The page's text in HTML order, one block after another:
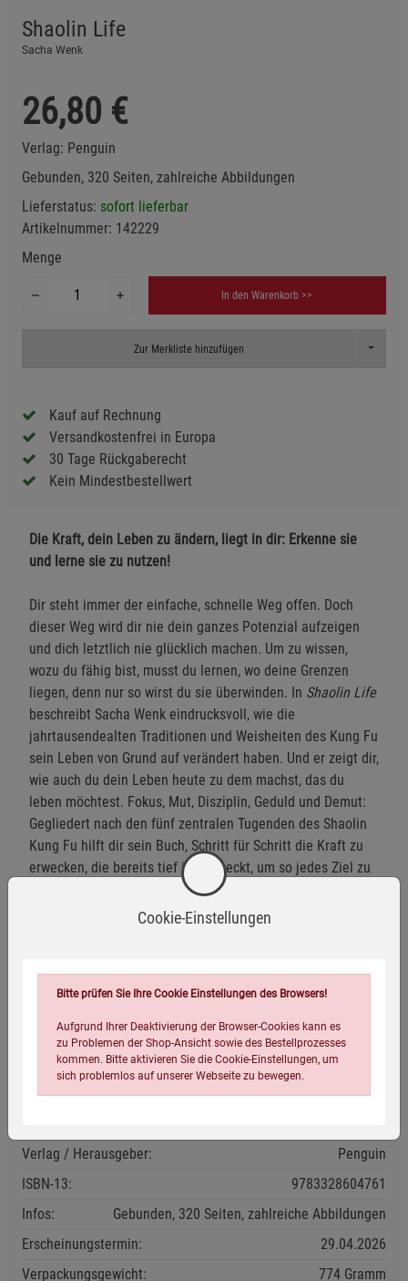
Shaolin Life
Sacha Wenk
26,80 €
Verlag: Penguin
Gebunden, 320 Seiten, zahlreiche Abbildungen
Lieferstatus: sofort lieferbar
Artikelnummer: 142229
Menge
In den Warenkorb >>
Zur Merkliste hinzufügen Toggle
Kauf auf Rechnung
Versandkostenfrei in Europa
30 Tage Rückgaberecht
Kein Mindestbestellwert
Die Kraft, dein Leben zu ändern, liegt in dir: Erkenne sie
und lerne sie zu nutzen!
Dir steht immer der einfache, schnelle Weg offen. Doch
dieser Weg wird dir nie dein ganzes Potenzial aufzeigen
und dich letztlich nie glücklich machen. Um zu wissen,
wozu du fähig bist, musst du lernen, wo deine Grenzen
liegen, denn nur so wirst du sie überwinden. In Shaolin Life
beschreibt Sacha Wenk eindrucksvoll, wie die
jahrtausendealten Traditionen und Weisheiten des Kung Fu
sein Leben von Grund auf verändert haben. Und er zeigt dir,
wie auch du dein Leben heute zu dem machst, das du
leben möchtest. Fokus, Mut, Disziplin, Geduld und Demut:
Gegliedert nach den fünf zentralen Tugenden des Shaolin
Kung Fu hilft dir sein Buch, Schritt für Schritt die Kraft zu
erwecken, die bereits tief in dir steckt, um so jedes Ziel zu
erreichen – egal, was du dir vornimmst.
Junger deutscher Shaolin-Mönch und Influencer mit
Kid«.
Herstellerinformationen
Verlag / Herausgeber:
Penguin
ISBN-13:
9783328604761
Infos:
Gebunden, 320 Seiten, zahlreiche Abbildungen
Erscheinungstermin:
29.04.2026
Verpackungsgewicht:
774 Gramm
Cookie-Einstellungen
Bitte prüfen Sie Ihre Cookie Einstellungen des Browsers!
Aufgrund Ihrer Deaktivierung der Browser-Cookies kann es
zu Problemen der Shop-Ansicht sowie des Bestellprozesses
kommen. Bitte aktivieren Sie die Cookie-Einstellungen, um
sich problemlos auf unserer Webseite zu bewegen.
Einstellungen speichern für die GruppeEinstellungen speichern für die Gruppe